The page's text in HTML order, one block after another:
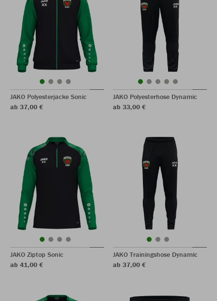
JAKO Polyesterjacke Sonic
ab 37,00 €
JAKO Polyesterhose Dynamic
ab 33,00 €
JAKO Ziptop Sonic
ab 41,00 €
JAKO Trainingshose Dynamic
ab 37,00 €